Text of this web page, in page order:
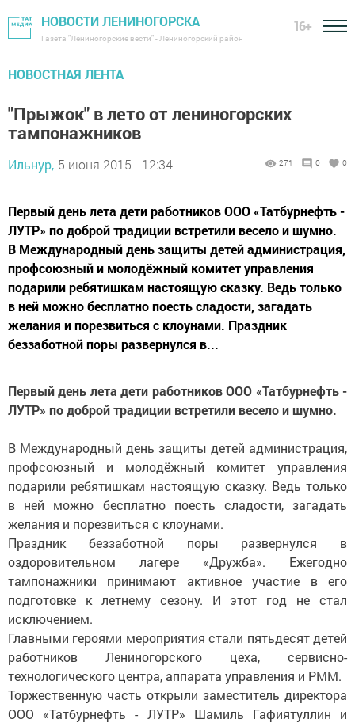
НОВОСТИ ЛЕНИНОГОРСКА
Газета "Лениногорские вести" - Лениногорский район
16+
НОВОСТНАЯ ЛЕНТА
"Прыжок" в лето от лениногорских
тампонажников
Ильнур, 5 июня 2015 - 12:34 271 0 0
Первый день лета дети работников ООО «Татбурнефть -
ЛУТР» по доброй традиции встретили весело и шумно.
В Международный день защиты детей администрация,
профсоюзный и молодёжный комитет управления
подарили ребятишкам настоящую сказку. Ведь только
в ней можно бесплатно поесть сладости, загадать
желания и порезвиться с клоунами. Праздник
беззаботной поры развернулся в...
Первый день лета дети работников ООО «Татбурнефть -
ЛУТР» по доброй традиции встретили весело и шумно.
В Международный день защиты детей администрация,
профсоюзный и молодёжный комитет управления
подарили ребятишкам настоящую сказку. Ведь только
в ней можно бесплатно поесть сладости, загадать
желания и порезвиться с клоунами.
Праздник беззаботной поры развернулся в
оздоровительном лагере «Дружба». Ежегодно
тампонажники принимают активное участие в его
подготовке к летнему сезону. И этот год не стал
исключением.
Главными героями мероприятия стали пятьдесят детей
работников Лениногорского цеха, сервисно-
технологического центра, аппарата управления и РММ.
Торжественную часть открыли заместитель директора
ООО «Татбурнефть - ЛУТР» Шамиль Гафиятуллин и